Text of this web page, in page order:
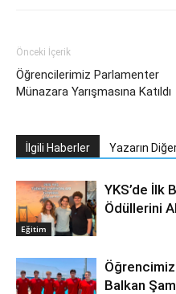
Önceki İçerik
Öğrencilerimiz Parlamenter
Münazara Yarışmasına Katıldı
İlgili Haberler Yazarın
Eğitim
YKS’de İlk
Ödüllerini
Balkan